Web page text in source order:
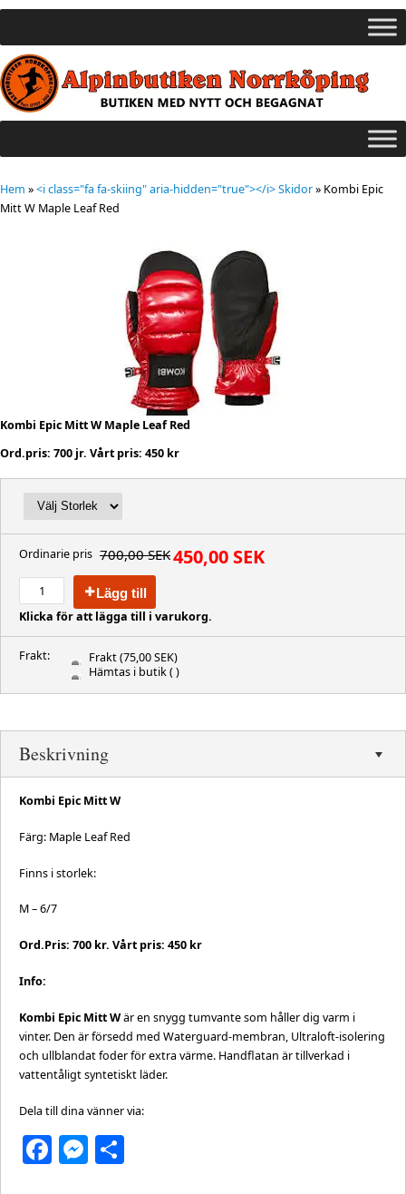
Hem »<i class="fa fa-skiing" aria-hidden="true"></i> Skidor» Kombi Epic
Mitt W Maple Leaf Red
Kombi Epic Mitt W Maple Leaf Red
Ord.pris: 700 jr. Vårt pris: 450 kr
Ordinarie pris 700,00 SEK450,00 SEK
Lägg till
Klicka för att lägga till i varukorg.
Frakt: Frakt(75,00 SEK)
Hämtas i butik( )
Beskrivning
Kombi Epic Mitt W
Färg: Maple Leaf Red
Finns i storlek:
M – 6/7
Ord.Pris: 700 kr. Vårt pris: 450 kr
Info:
Kombi Epic Mitt Wär en snygg tumvante som håller dig varm i
vinter. Den är försedd med Waterguard-membran, Ultraloft-isolering
och ullblandat foder för extra värme. Handflatan är tillverkad i
vattentåligt syntetiskt läder.
Dela till dina vänner via:
Facebook
Messenger